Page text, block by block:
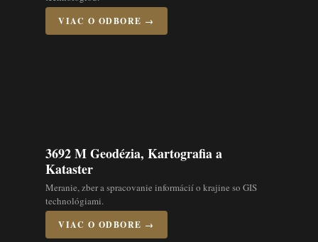
VIAC O ODBORE →
3692 M Geodézia, Kartografia a
Kataster
Meranie, zber a spracovanie informácií o krajine so GIS
technológiami.
VIAC O ODBORE →